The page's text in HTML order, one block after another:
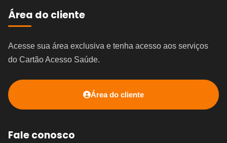
Área do cliente
Acesse sua área exclusiva e tenha acesso aos serviços
do Cartão Acesso Saúde.
Área do cliente
Fale conosco